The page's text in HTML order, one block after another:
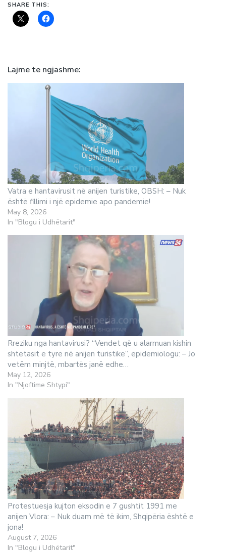
SHARE THIS:
Lajme te ngjashme
Vatra e hantavirusit në anijen turistike, OBSH: – Nuk
është fillimi i një epidemie apo pandemie!
May 8, 2026
In "Blogu i Udhëtarit"
Rreziku nga hantavirusi? “Vendet që u alarmuan kishin
shtetasit e tyre në anijen turistike”, epidemiologu: – Jo
vetëm minjtë, mbartës janë edhe…
May 12, 2026
In "Njoftime Shtypi"
Protestuesja kujton eksodin e 7 gushtit 1991 me
anijen Vlora: – Nuk duam më të ikim, Shqipëria është e
jona!
August 7, 2026
In "Blogu i Udhëtarit"